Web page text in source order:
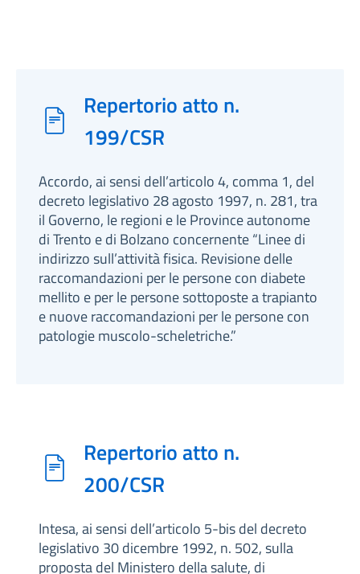
Repertorio atto n.
199/CSR
Accordo, ai sensi dell’articolo 4, comma 1, del
decreto legislativo 28 agosto 1997, n. 281, tra
il Governo, le regioni e le Province autonome
di Trento e di Bolzano concernente “Linee di
indirizzo sull’attività fisica. Revisione delle
raccomandazioni per le persone con diabete
mellito e per le persone sottoposte a trapianto
e nuove raccomandazioni per le persone con
patologie muscolo-scheletriche.”
Repertorio atto n.
200/CSR
Intesa, ai sensi dell’articolo 5-bis del decreto
legislativo 30 dicembre 1992, n. 502, sulla
proposta del Ministero della salute, di